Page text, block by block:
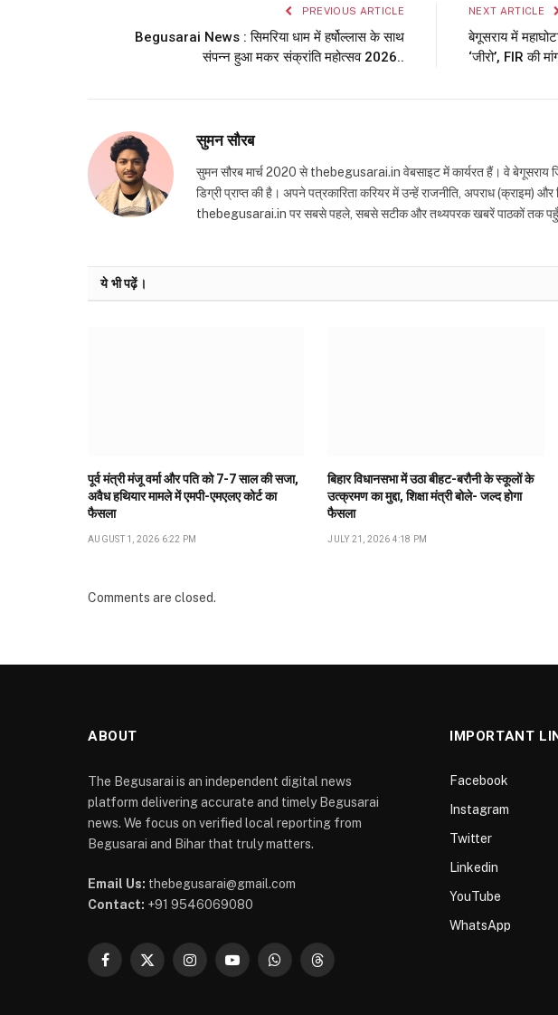
PREVIOUS ARTICLE
Begusarai News : सिमरिया धाम में हर्षोल्लास के साथ
संपन्न हुआ मकर संक्रांति महोत्सव 2026..
NEXT ARTICLE
बेगूसराय में
‘जीरो’, FIR की
सुमन सौरब
सुमन सौरब मार्च 2020 से thebegusarai.in वेबसाइट में कार्यरत हैं। वे बेगूसराय
डिग्री प्राप्त की है। अपने पत्रकारिता करियर में उन्हें राजनीति, अपराध
thebegusarai.in पर सबसे पहले, सबसे सटीक और तथ्यपरक खबरें पाठकों तक
ये भी पढ़ें।
पूर्व मंत्री मंजू वर्मा और पति को 7-7 साल की सजा,
अवैध हथियार मामले में एमपी-एमएलए कोर्ट का
फैसला
AUGUST 1, 2026 6:22 PM
बिहार विधानसभा में उठा बीहट-बरौनी के स्कूलों के
उत्क्रमण का मुद्दा, शिक्षा मंत्री बोले- जल्द होगा
फैसला
JULY 21, 2026 4:18 PM
Comments are closed.
ABOUT
The Begusarai is an independent digital news
platform delivering accurate and timely Begusarai
news. We focus on verified local reporting from
Begusarai and Bihar that truly matters.
Email Us: thebegusarai@gmail.com
Contact: +91 9546069080
Facebook
X
InstagramYouTubeWhatsAppThreads
IMPORTANT
Facebook
Instagram
Twitter
Linkedin
YouTube
WhatsApp